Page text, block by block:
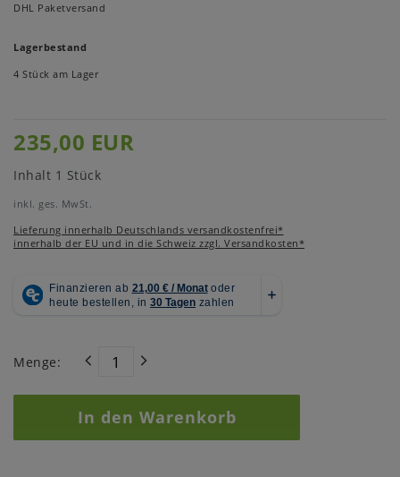
DHL Paketversand
Lagerbestand
4 Stück am Lager
235,00 EUR
Inhalt 1 Stück
inkl. ges. MwSt.
Lieferung innerhalb Deutschlands versandkostenfrei*
innerhalb der EU und in die Schweiz zzgl. Versandkosten*
Menge:
In den Warenkorb